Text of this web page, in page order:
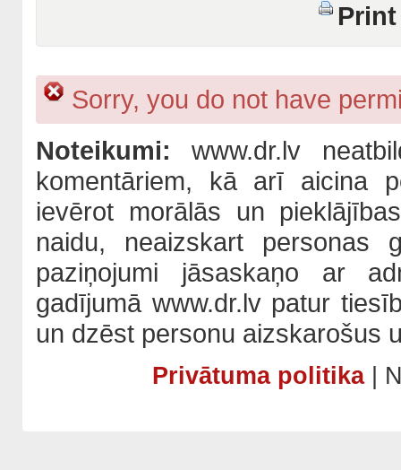
Sorry, you do not have
Noteikumi:www.dr.lv
komentāriem, kā arī aicina
ievērot morālās un
naidu, neaizskart personas
paziņojumi jāsaskaņo ar
gadījumā www.dr.lv patur
un dzēst personu aizskarošus
Privātuma politika|